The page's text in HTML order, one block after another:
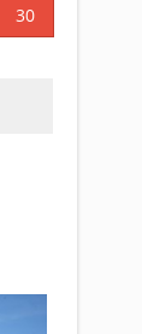
30